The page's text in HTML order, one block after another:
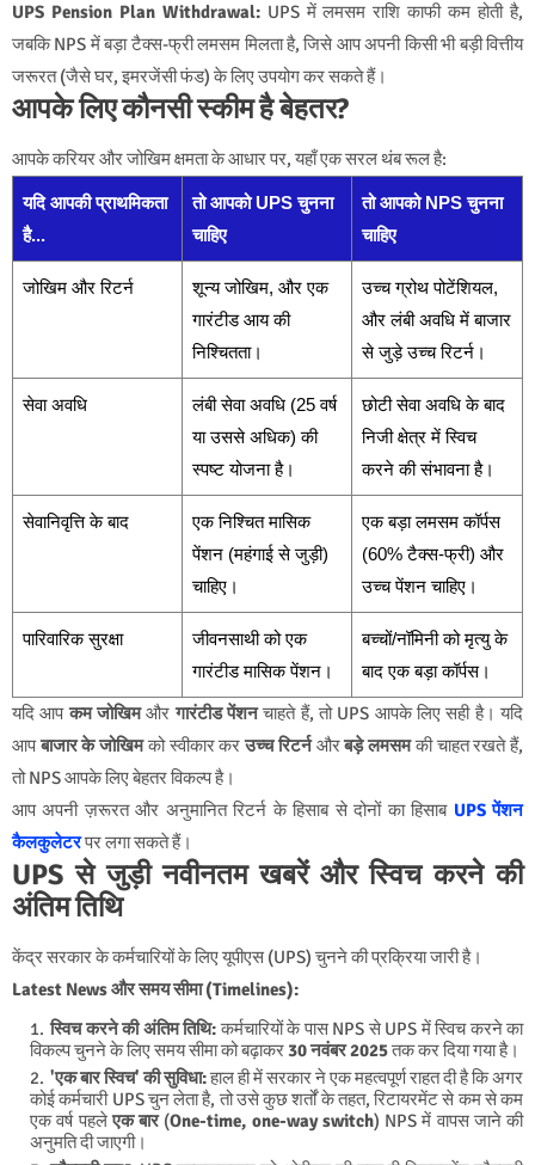
UPS Pension Plan Withdrawal:UPS में लमसम राशि काफी कम होती है,
जबकि NPS में बड़ा टैक्स-फ्री लमसम मिलता है, जिसे आप अपनी किसी भी बड़ी वित्तीय
जरूरत (जैसे घर, इमरजेंसी फंड) के लिए उपयोग कर सकते हैं।
आपके लिए कौनसी स्कीम है बेहतर?
आपके करियर और जोखिम क्षमता के आधार पर, यहाँ एक सरल थंब रूल है:
यदि आपकी प्राथमिकता
है...
तो आपको UPS चुनना
चाहिए
तो आपको NPS चुनना
चाहिए
जोखिम और रिटर्न
शून्य जोखिम, और एक
गारंटीड आय की
निश्चितता।
उच्च ग्रोथ पोटेंशियल,
और लंबी अवधि में बाजार
से जुड़े उच्च रिटर्न।
सेवा अवधि
लंबी सेवा अवधि (25 वर्ष
या उससे अधिक) की
स्पष्ट योजना है।
छोटी सेवा अवधि के बाद
निजी क्षेत्र में स्विच
करने की संभावना है।
सेवानिवृत्ति के बाद
एक निश्चित मासिक
पेंशन (महंगाई से जुड़ी)
चाहिए।
एक बड़ा लमसम कॉर्पस
(60% टैक्स-फ्री) और
उच्च पेंशन चाहिए।
पारिवारिक सुरक्षा
जीवनसाथी को एक
गारंटीड मासिक पेंशन।
बच्चों/नॉमिनी को मृत्यु के
बाद एक बड़ा कॉर्पस।
यदि आपकम जोखिमऔरगारंटीड पेंशनचाहते हैं, तो UPS आपके लिए सही है। यदि
आपबाजार के जोखिमको स्वीकार करउच्च रिटर्नऔरबड़े लमसमकी चाहत रखते हैं,
तो NPS आपके लिए बेहतर विकल्प है।
आप अपनी ज़रूरत और अनुमानित रिटर्न के हिसाब से दोनों का हिसाब UPS पेंशन
कैलकुलेटरपर लगा सकते हैं।
UPS से जुड़ी नवीनतम खबरें और स्विच करने की
अंतिम तिथि
केंद्र सरकार के कर्मचारियों के लिए यूपीएस (UPS) चुनने की प्रक्रिया जारी है।
Latest News और समय सीमा (Timelines):
स्विच करने की अंतिम तिथि:कर्मचारियों के पास NPS से UPS में स्विच करने का
विकल्प चुनने के लिए समय सीमा को बढ़ाकर 30 नवंबर 2025तक कर दिया गया है।
'एक बार स्विच' की सुविधा:हाल ही में सरकार ने एक महत्वपूर्ण राहत दी है कि अगर
कोई कर्मचारी UPS चुन लेता है, तो उसे कुछ शर्तों के तहत, रिटायरमेंट से कम से कम
एक वर्ष पहलेएक बार(One-time, one-way switch) NPS में वापस जाने की
अनुमति दी जाएगी।